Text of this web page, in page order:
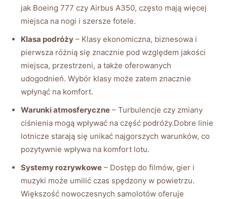
jak Boeing 777 czy Airbus A350, często mają więcej
miejsca na nogi i szersze fotele.
Klasa podróży – Klasy ekonomiczna, biznesowa i
pierwsza różnią się znacznie pod względem jakości
miejsca, przestrzeni, a także oferowanych
udogodnień. Wybór klasy może zatem znacznie
wpłynąć na komfort.
Warunki atmosferyczne – Turbulencje czy zmiany
ciśnienia mogą wpływać na część podróży.Dobre linie
lotnicze starają się unikać najgorszych warunków, co
pozytywnie wpływa na komfort lotu.
Systemy rozrywkowe – Dostęp do filmów, gier i
muzyki może umilić czas spędzony w powietrzu.
Większość nowoczesnych samolotów oferuje